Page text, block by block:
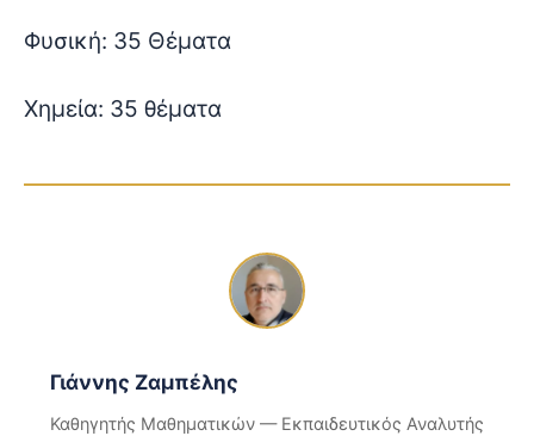
Φυσική: 35 Θέματα
Χημεία: 35 θέματα
Γιάννης Ζαμπέλης
Καθηγητής Μαθηματικών — Εκπαιδευτικός Αναλυτής